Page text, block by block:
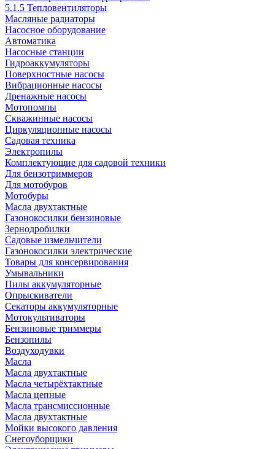
5.1.5 Тепловентиляторы
Масляные радиаторы
Насосное оборудование
Автоматика
Насосные станции
Гидроаккумуляторы
Поверхностные насосы
Вибрационные насосы
Дренажные насосы
Мотопомпы
Скважинные насосы
Циркуляционные насосы
Садовая техника
Электропилы
Комплектующие для садовой техники
Для бензотриммеров
Для мотобуров
Мотобуры
Масла двухтактные
Газонокосилки бензиновые
Зернодробилки
Садовые измельчители
Газонокосилки электрические
Товары для консервирования
Умывальники
Пилы аккумуляторные
Опрыскиватели
Секаторы аккумуляторные
Мотокультиваторы
Бензиновые триммеры
Бензопилы
Воздуходувки
Масла
Масла двухтактные
Масла четырёхтактные
Масла цепные
Масла трансмиссионные
Масла двухтактные
Мойки высокого давления
Снегоуборщики